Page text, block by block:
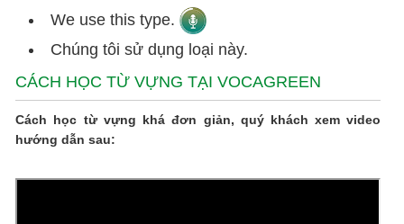
We use this type.
Chúng tôi sử dụng loại này.
CÁCH HỌC TỪ VỰNG TẠI VOCAGREEN
Cách học từ vựng khá đơn giản, quý khách xem video
hướng dẫn sau: